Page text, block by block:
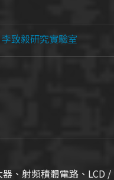
李致毅研究實驗室
、射頻積體電路、LCD /